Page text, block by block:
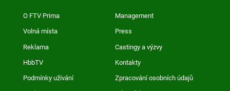
O FTV Prima Management
Volná místa Press
Reklama Castingy a výzvy
HbbTV Kontakty
Podmínky užívání Zpracování osobních údajů